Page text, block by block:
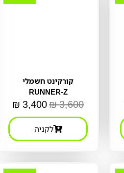
קורקינט חשמלי
RUNNER-Z
3,600
₪
3,400
₪
לקניה